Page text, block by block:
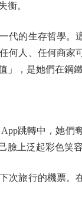
衡。
的生存哲學。
何人、任何商家
，是她們在鋼
跳轉中，她們
上泛起彩色笑容
旅行的機票。